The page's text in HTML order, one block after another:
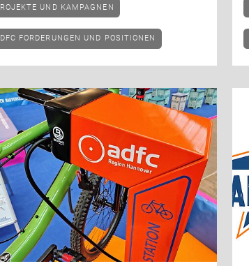
PROJEKTE UND KAMPAGNEN
ADFC FORDERUNGEN UND POSITIONEN